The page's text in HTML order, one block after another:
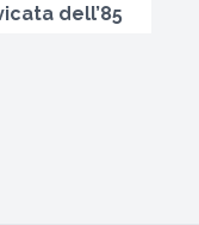
dell’85